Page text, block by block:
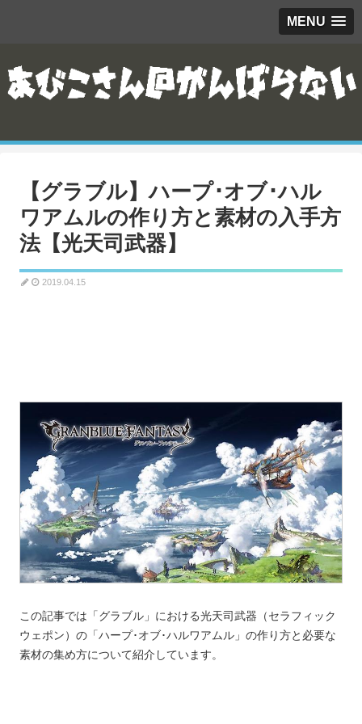
MENU
【グラブル】ハープ･オブ･ハル
ワアムルの作り方と素材の入手方
法【光天司武器】
2019.04.15
この記事では「グラブル」における光天司武器（セラフィック
ウェポン）の「ハープ･オブ･ハルワアムル」の作り方と必要な
素材の集め方について紹介しています。